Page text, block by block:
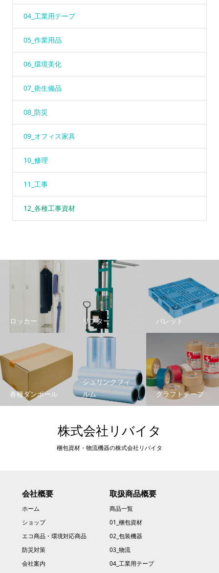
04_工業用テープ
05_作業用品
06_環境美化
07_衛生備品
08_防災
09_オフィス家具
10_修理
11_工事
12_各種工事資材
ロッカー リフター パレット
各種ダンボール
シュリンクフィ
ルム
クラフトテープ
株式会社リバイタ
梱包資材・物流機器の株式会社リバイタ
会社概要
ホーム
ショップ
エコ商品・環境対応商品
防災対策
会社案内
取扱商品概要
商品一覧
01_梱包資材
02_包装機器
03_物流
04_工業用テープ